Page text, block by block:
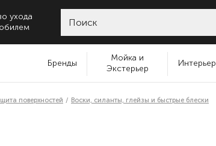
ухода
Бренды
Мойка и
Экстерьер
Интерьер
поверхностей Воски, силанты, глейзы и быстрые блески